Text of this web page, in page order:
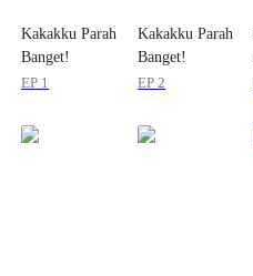
Kakakku Parah
Banget!
EP 1
Kakakku Parah
Banget!
EP 2